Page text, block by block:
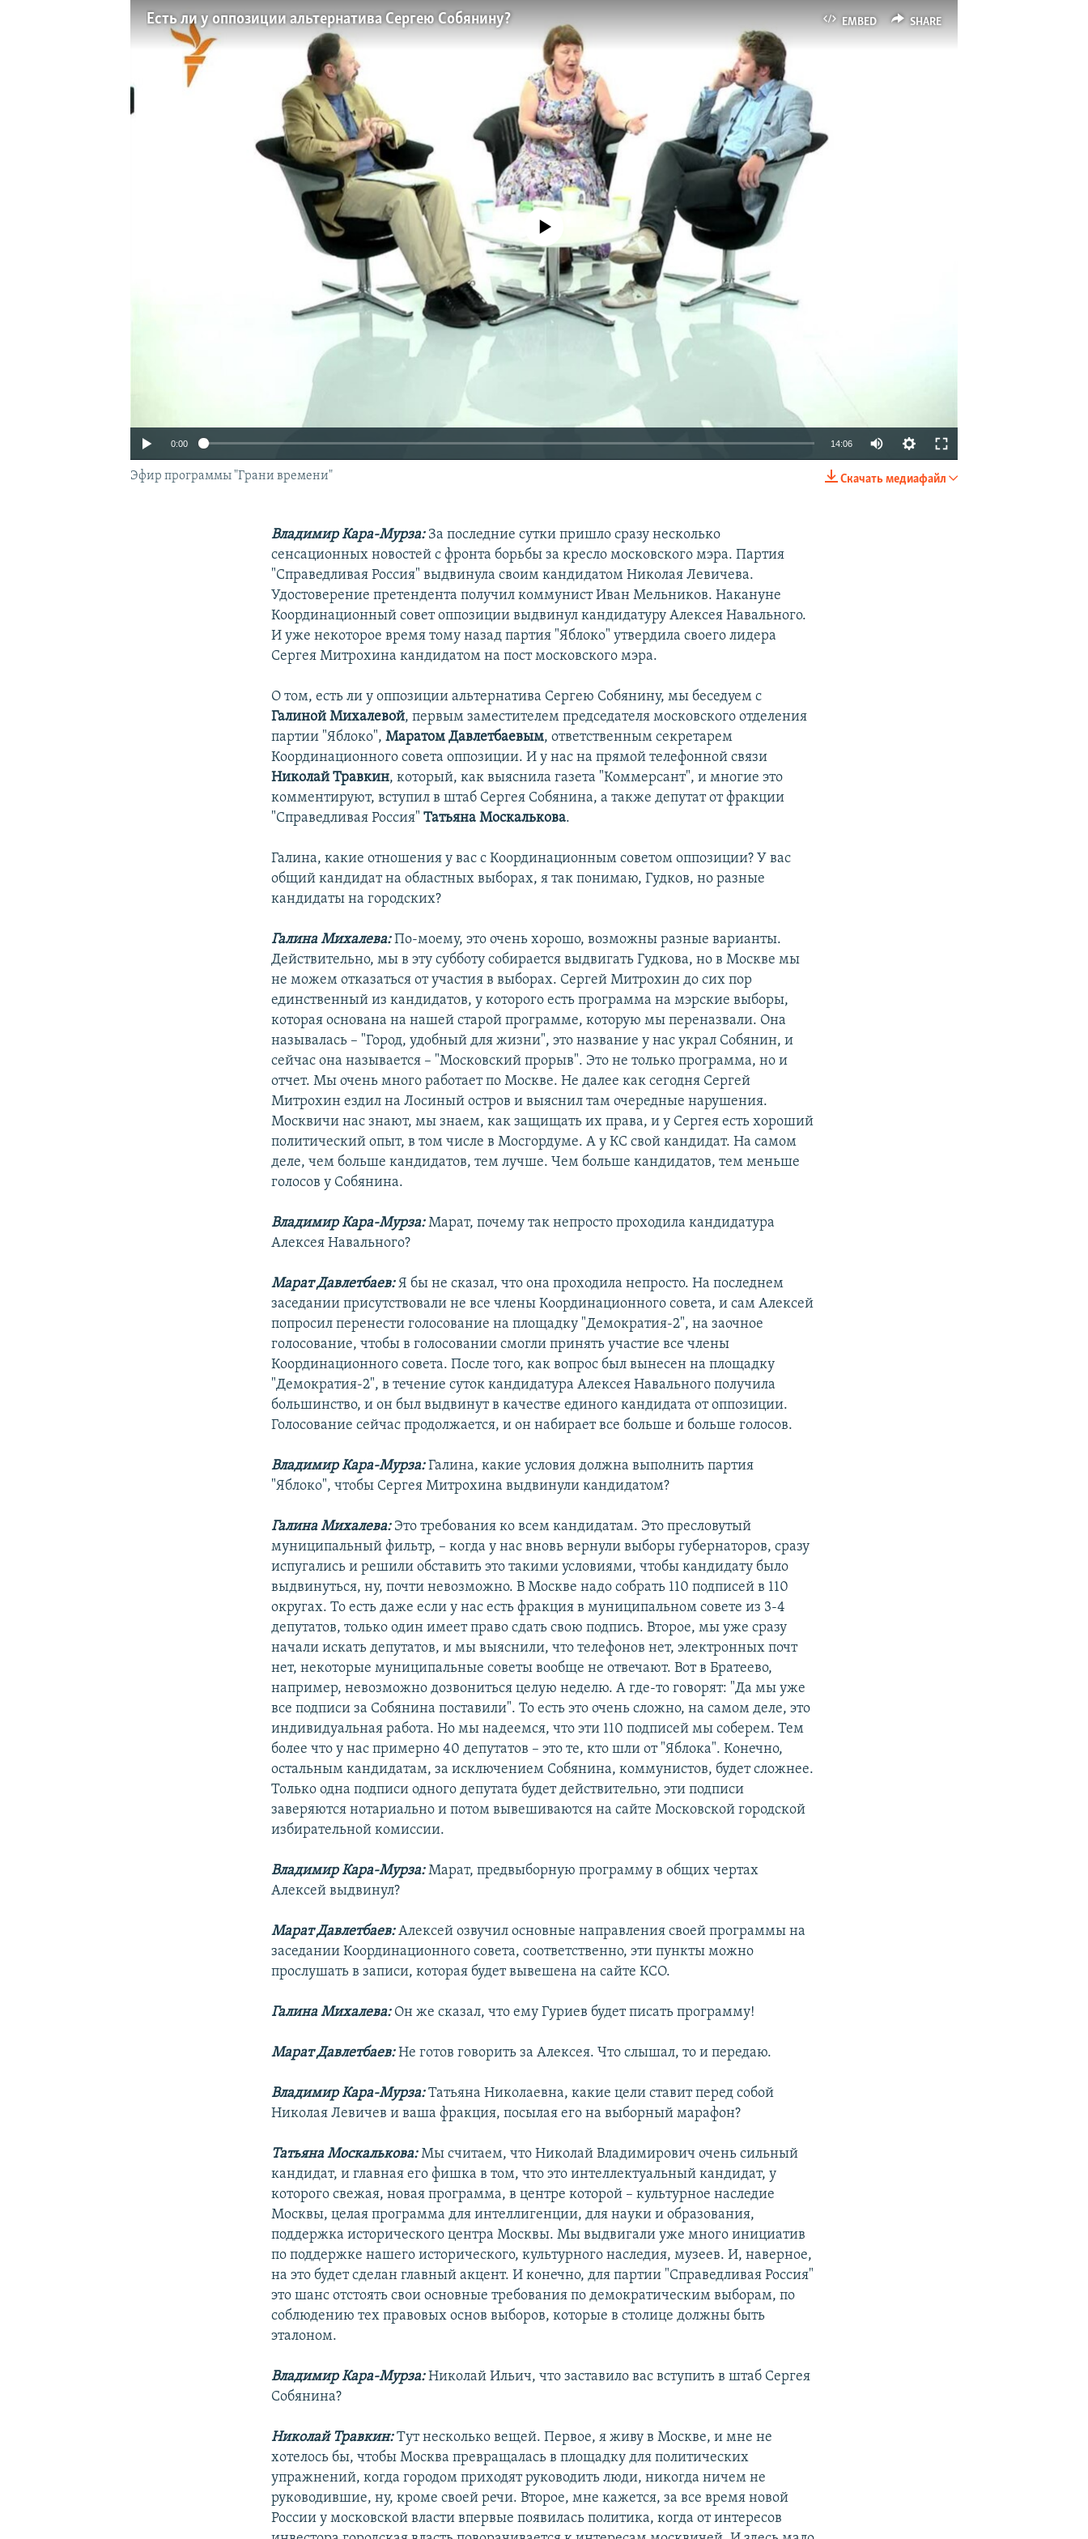
ПОДПИШИТЕСЬ НА РАССЫЛКУ
EMBED SHARE
Есть ли у оппозиции альтернатива Сергею Собянину?
SHARE
No media source currently available
0:00 14:06
Скачать медиафайл
Эфир программы "Грани времени"
Владимир Кара-Мурза:За последние сутки пришло сразу несколько
сенсационных новостей с фронта борьбы за кресло московского мэра. Партия
"Справедливая Россия" выдвинула своим кандидатом Николая Левичева.
Удостоверение претендента получил коммунист Иван Мельников. Накануне
Координационный совет оппозиции выдвинул кандидатуру Алексея Навального.
И уже некоторое время тому назад партия "Яблоко" утвердила своего лидера
Сергея Митрохина кандидатом на пост московского мэра.
О том, есть ли у оппозиции альтернатива Сергею Собянину, мы беседуем с
Галиной Михалевой, первым заместителем председателя московского отделения
партии "Яблоко",Маратом Давлетбаевым, ответственным секретарем
Координационного совета оппозиции. И у нас на прямой телефонной связи
Николай Травкин, который, как выяснила газета "Коммерсант", и многие это
комментируют, вступил в штаб Сергея Собянина, а также депутат от фракции
"Справедливая Россия"Татьяна Москалькова.
Галина, какие отношения у вас с Координационным советом оппозиции? У вас
общий кандидат на областных выборах, я так понимаю, Гудков, но разные
кандидаты на городских?
Галина Михалева:По-моему, это очень хорошо, возможны разные варианты.
Действительно, мы в эту субботу собирается выдвигать Гудкова, но в Москве мы
не можем отказаться от участия в выборах. Сергей Митрохин до сих пор
единственный из кандидатов, у которого есть программа на мэрские выборы,
которая основана на нашей старой программе, которую мы переназвали. Она
называлась – "Город, удобный для жизни", это название у нас украл Собянин, и
сейчас она называется – "Московский прорыв". Это не только программа, но и
отчет. Мы очень много работает по Москве. Не далее как сегодня Сергей
Митрохин ездил на Лосиный остров и выяснил там очередные нарушения.
Москвичи нас знают, мы знаем, как защищать их права, и у Сергея есть хороший
политический опыт, в том числе в Мосгордуме. А у КС свой кандидат. На самом
деле, чем больше кандидатов, тем лучше. Чем больше кандидатов, тем меньше
голосов у Собянина.
Владимир Кара-Мурза:Марат, почему так непросто проходила кандидатура
Алексея Навального?
Марат Давлетбаев:Я бы не сказал, что она проходила непросто. На последнем
заседании присутствовали не все члены Координационного совета, и сам Алексей
попросил перенести голосование на площадку "Демократия-2", на заочное
голосование, чтобы в голосовании смогли принять участие все члены
Координационного совета. После того, как вопрос был вынесен на площадку
"Демократия-2", в течение суток кандидатура Алексея Навального получила
большинство, и он был выдвинут в качестве единого кандидата от оппозиции.
Голосование сейчас продолжается, и он набирает все больше и больше голосов.
Владимир Кара-Мурза:Галина, какие условия должна выполнить партия
"Яблоко", чтобы Сергея Митрохина выдвинули кандидатом?
Галина Михалева:Это требования ко всем кандидатам. Это пресловутый
муниципальный фильтр, – когда у нас вновь вернули выборы губернаторов, сразу
испугались и решили обставить это такими условиями, чтобы кандидату было
выдвинуться, ну, почти невозможно. В Москве надо собрать 110 подписей в 110
округах. То есть даже если у нас есть фракция в муниципальном совете из 3-4
депутатов, только один имеет право сдать свою подпись. Второе, мы уже сразу
начали искать депутатов, и мы выяснили, что телефонов нет, электронных почт
нет, некоторые муниципальные советы вообще не отвечают. Вот в Братеево,
например, невозможно дозвониться целую неделю. А где-то говорят: "Да мы уже
все подписи за Собянина поставили". То есть это очень сложно, на самом деле, это
индивидуальная работа. Но мы надеемся, что эти 110 подписей мы соберем. Тем
более что у нас примерно 40 депутатов – это те, кто шли от "Яблока". Конечно,
остальным кандидатам, за исключением Собянина, коммунистов, будет сложнее.
Только одна подписи одного депутата будет действительно, эти подписи
заверяются нотариально и потом вывешиваются на сайте Московской городской
избирательной комиссии.
Владимир Кара-Мурза:Марат, предвыборную программу в общих чертах
Алексей выдвинул?
Марат Давлетбаев:Алексей озвучил основные направления своей программы на
заседании Координационного совета, соответственно, эти пункты можно
прослушать в записи, которая будет вывешена на сайте КСО.
Галина Михалева:Он же сказал, что ему Гуриев будет писать программу!
Марат Давлетбаев:Не готов говорить за Алексея. Что слышал, то и передаю.
Владимир Кара-Мурза:Татьяна Николаевна, какие цели ставит перед собой
Николая Левичев и ваша фракция, посылая его на выборный марафон?
Татьяна Москалькова:Мы считаем, что Николай Владимирович очень сильный
кандидат, и главная его фишка в том, что это интеллектуальный кандидат, у
которого свежая, новая программа, в центре которой – культурное наследие
Москвы, целая программа для интеллигенции, для науки и образования,
поддержка исторического центра Москвы. Мы выдвигали уже много инициатив
по поддержке нашего исторического, культурного наследия, музеев. И, наверное,
на это будет сделан главный акцент. И конечно, для партии "Справедливая Россия"
это шанс отстоять свои основные требования по демократическим выборам, по
соблюдению тех правовых основ выборов, которые в столице должны быть
эталоном.
Владимир Кара-Мурза:Николай Ильич, что заставило вас вступить в штаб Сергея
Собянина?
Николай Травкин:Тут несколько вещей. Первое, я живу в Москве, и мне не
хотелось бы, чтобы Москва превращалась в площадку для политических
упражнений, когда городом приходят руководить люди, никогда ничем не
руководившие, ну, кроме своей речи. Второе, мне кажется, за все время новой
России у московской власти впервые появилась политика, когда от интересов